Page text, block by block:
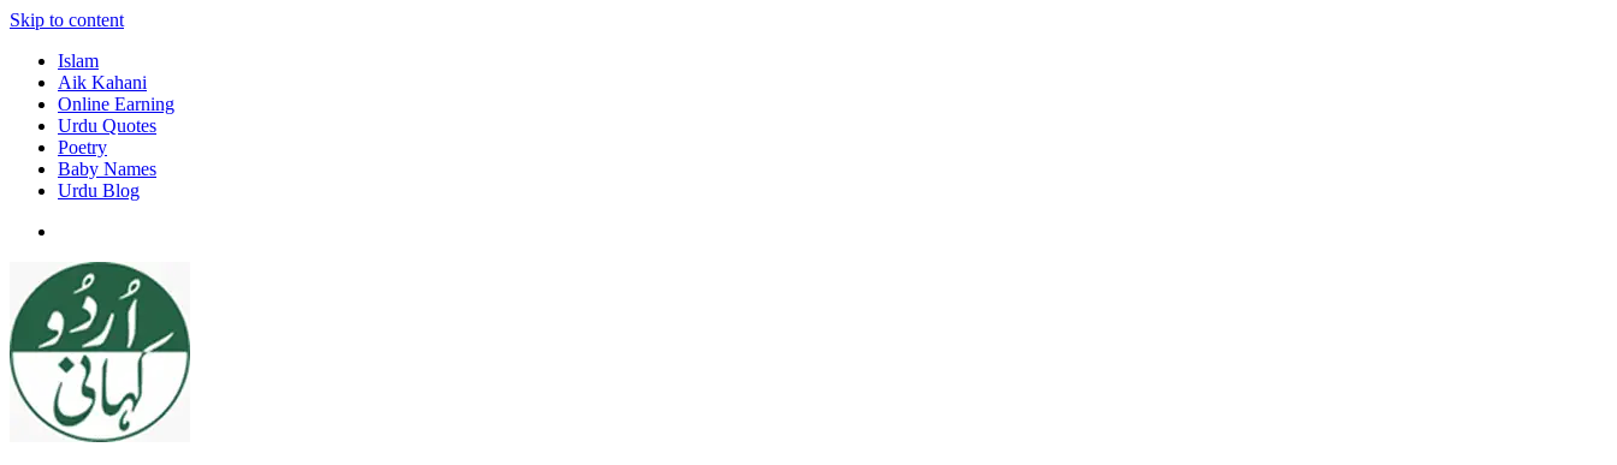
Skip to content
Islam
Aik Kahani
Online Earning
Urdu Quotes
Poetry
Baby Names
Urdu Blog